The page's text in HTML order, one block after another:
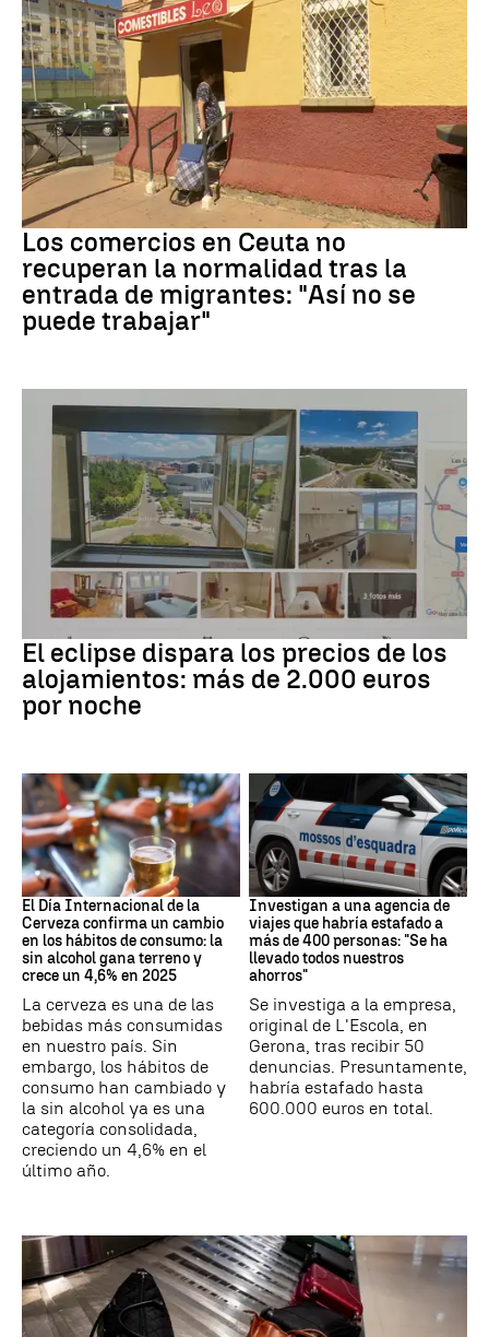
Crisis migrantes
Los comercios en Ceuta no
recuperan la normalidad tras la
entrada de migrantes: "Así no se
puede trabajar"
Eclipse solar
El eclipse dispara los precios de los
alojamientos: más de 2.000 euros
por noche
Día Internacional Cerveza
El Día Internacional de la
Cerveza confirma un cambio
en los hábitos de consumo: la
sin alcohol gana terreno y
crece un 4,6% en 2025
La cerveza es una de las
bebidas más consumidas
en nuestro país. Sin
embargo, los hábitos de
consumo han cambiado y
la sin alcohol ya es una
categoría consolidada,
creciendo un 4,6% en el
último año.
Estafa
Investigan a una agencia de
viajes que habría estafado a
más de 400 personas: "Se ha
llevado todos nuestros
ahorros"
Se investiga a la empresa,
original de L'Escola, en
Gerona, tras recibir 50
denuncias. Presuntamente,
habría estafado hasta
600.000 euros en total.